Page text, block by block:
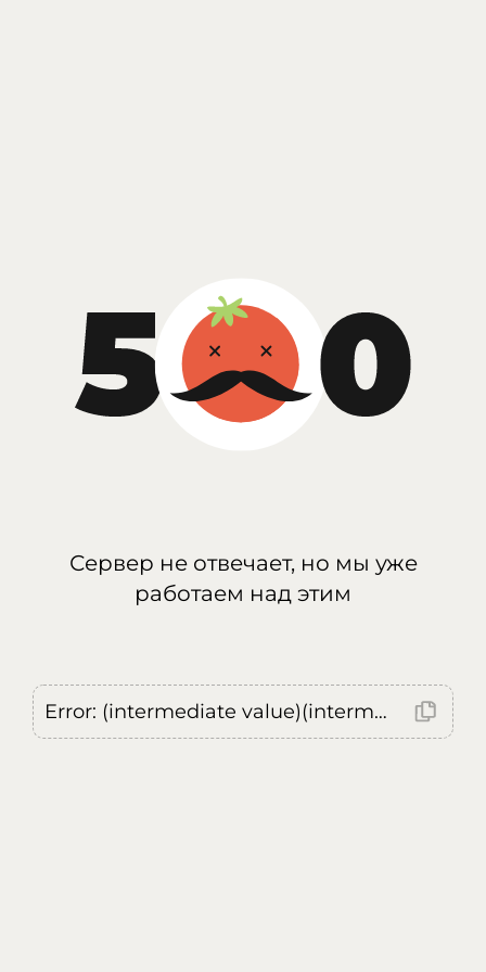
Сервер не отвечает, но мы уже
работаем над этим
Error: (intermediate value)(intermediate value)(intermediate value).replaceAll is not a function